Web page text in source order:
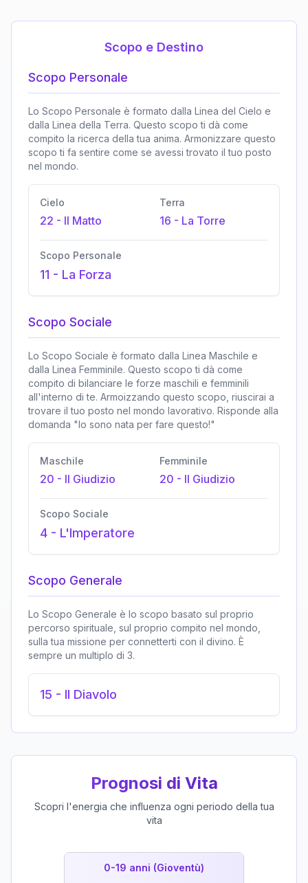
Scopo e Destino
Scopo Personale
Lo Scopo Personale è formato dalla Linea del Cielo e
dalla Linea della Terra. Questo scopo ti dà come
compito la ricerca della tua anima. Armonizzare questo
scopo ti fa sentire come se avessi trovato il tuo posto
nel mondo.
Cielo
22 - Il Matto
Terra
16 - La Torre
Scopo Personale
11 - La Forza
Scopo Sociale
Lo Scopo Sociale è formato dalla Linea Maschile e
dalla Linea Femminile. Questo scopo ti dà come
compito di bilanciare le forze maschili e femminili
all'interno di te. Armoizzando questo scopo, riuscirai a
trovare il tuo posto nel mondo lavorativo. Risponde alla
domanda "Io sono nata per fare questo!"
Maschile
20 - Il Giudizio
Femminile
20 - Il Giudizio
Scopo Sociale
4 - L'Imperatore
Scopo Generale
Lo Scopo Generale è lo scopo basato sul proprio
percorso spirituale, sul proprio compito nel mondo,
sulla tua missione per connetterti con il divino. È
sempre un multiplo di 3.
15 - Il Diavolo
Prognosi di Vita
Scopri l'energia che influenza ogni periodo della tua
vita
0-19 anni (Gioventù)